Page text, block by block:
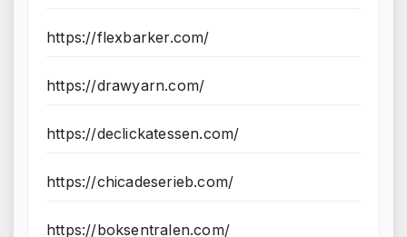
https://flexbarker.com/
https://drawyarn.com/
https://declickatessen.com/
https://chicadeserieb.com/
https://boksentralen.com/